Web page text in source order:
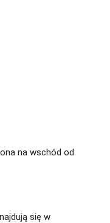
na wschód od
się w